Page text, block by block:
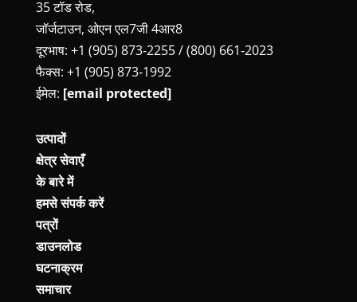
35 टॉड रोड,
जॉर्जटाउन, ओएन एल7जी 4आर8
दूरभाष: +1 (905) 873‑2255 / (800) 661‑2023
फैक्स: +1 (905) 873‑1992
ईमेल: [email protected]
उत्पादों
क्षेत्र सेवाएँ
के बारे में
हमसे संपर्क करें
पत्रों
डाउनलोड
घटनाक्रम
समाचार